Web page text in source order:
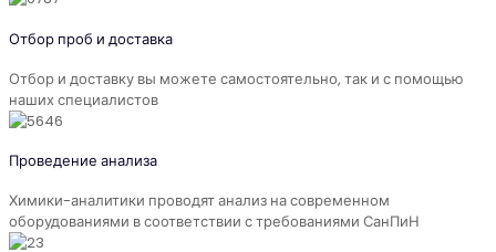
Отбор проб и доставка
Отбор и доставку вы можете самостоятельно, так и с помощью
наших специалистов
Проведение анализа
Химики-аналитики проводят анализ на современном
оборудованиями в соответствии с требованиями СанПиН